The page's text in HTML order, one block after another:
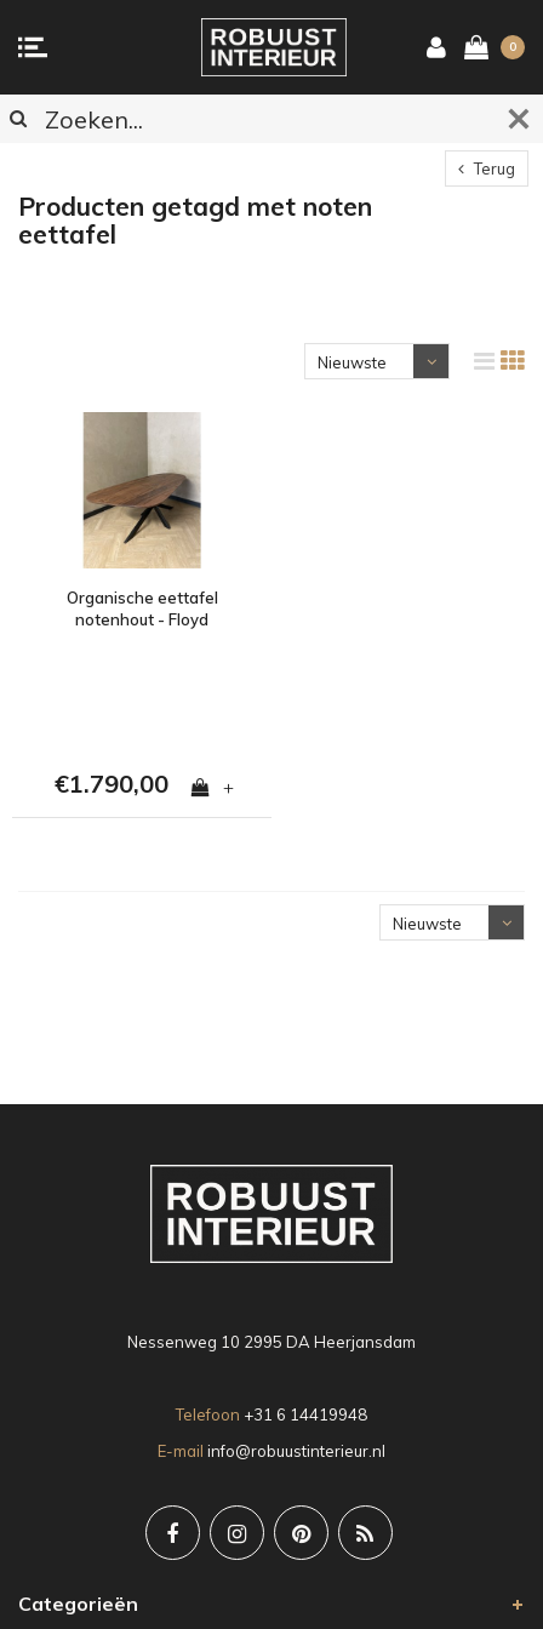
0
Terug
Producten getagd met noten
eettafel
Nieuwste
Organische eettafel
notenhout - Floyd
€1.790,00 +
Nieuwste
Nessenweg 10 2995 DA Heerjansdam
Telefoon +31 6 14419948
E-mail info@robuustinterieur.nl
Categorieën